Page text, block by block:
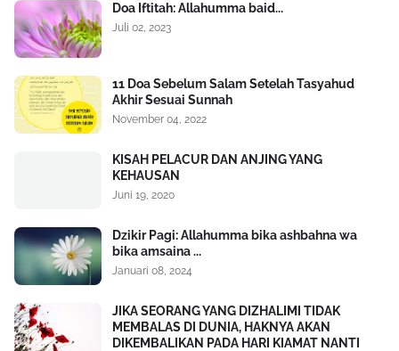
Doa Iftitah: Allahumma baid...
Juli 02, 2023
11 Doa Sebelum Salam Setelah Tasyahud
Akhir Sesuai Sunnah
November 04, 2022
KISAH PELACUR DAN ANJING YANG
KEHAUSAN
Juni 19, 2020
Dzikir Pagi: Allahumma bika ashbahna wa
bika amsaina ...
Januari 08, 2024
JIKA SEORANG YANG DIZHALIMI TIDAK
MEMBALAS DI DUNIA, HAKNYA AKAN
DIKEMBALIKAN PADA HARI KIAMAT NANTI